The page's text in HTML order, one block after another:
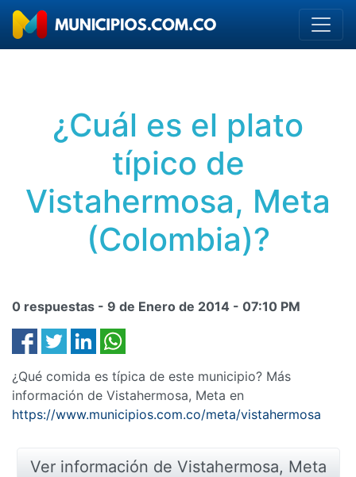
¿Cuál es el plato
típico de
Vistahermosa, Meta
(Colombia)?
0 respuestas - 9 de Enero de 2014 - 07:10 PM
¿Qué comida es típica de este municipio? Más
información de Vistahermosa, Meta en
https://www.municipios.com.co/meta/vistahermosa
Ver información de Vistahermosa, Meta